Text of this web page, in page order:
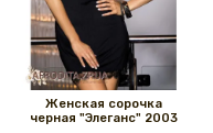
Женская сорочка
черная "Элеганс" 2003